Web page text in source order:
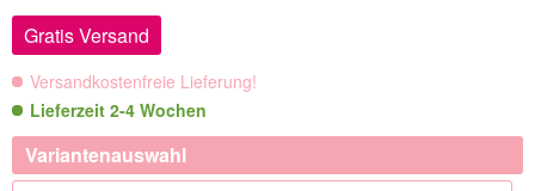
Gratis Versand
Versandkostenfreie Lieferung!
Lieferzeit 2-4 Wochen
Variantenauswahl